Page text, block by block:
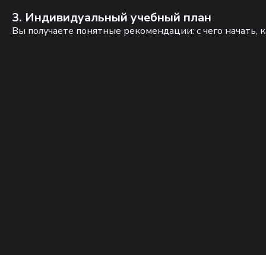
3. Индивидуальный учебный план
Вы получаете понятные рекомендации: с чего начать,